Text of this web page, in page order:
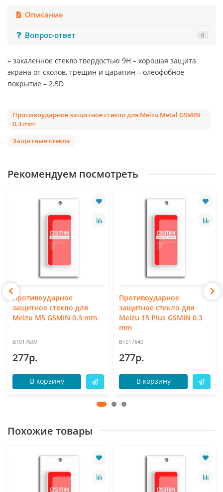
Описание
Вопрос-ответ
0
– закаленное стекло твердостью 9Н – хорошая защита
экрана от сколов, трещин и царапин – олеофобное
покрытие – 2.5D
Противоударное защитное стекло для Meizu Metal GSMIN
0.3 mm
Защитные стекла
Рекомендуем посмотреть
Противоударное
защитное стекло для
Meizu M5 GSMIN 0.3 mm
BT017639
277р.
В корзину
Противоударное
защитное стекло для
Meizu 15 Plus GSMIN 0.3
mm
BT017640
277р.
В корзину
Похожие товары